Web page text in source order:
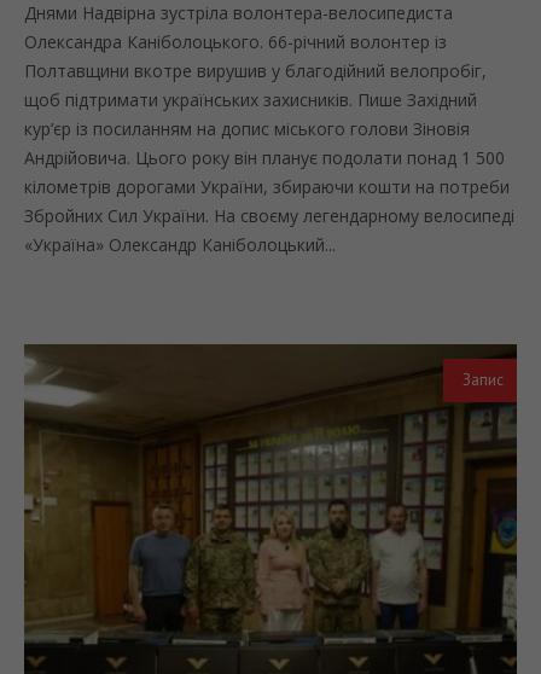
Днями Надвірна зустріла волонтера-велосипедиста
Олександра Каніболоцького. 66-річний волонтер із
Полтавщини вкотре вирушив у благодійний велопробіг,
щоб підтримати українських захисників. Пише Західний
кур’єр із посиланням на допис міського голови Зіновія
Андрійовича. Цього року він планує подолати понад 1 500
кілометрів дорогами України, збираючи кошти на потреби
Збройних Сил України. На своєму легендарному велосипеді
«Україна» Олександр Каніболоцький...
Запис